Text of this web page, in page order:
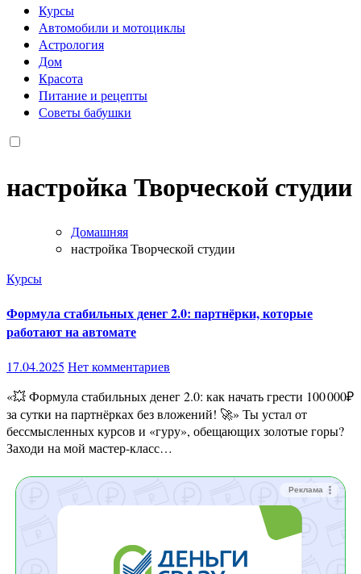
Курсы
Автомобили и мотоциклы
Астрология
Дом
Красота
Питание и рецепты
Советы бабушки
настройка Творческой студии
Домашняя
настройка Творческой студии
Курсы
Формула стабильных денег 2.0: партнёрки, которые
работают на автомате
17.04.2025 Нет комментариев
«💥 Формула стабильных денег 2.0: как начать грести 100 000₽
за сутки на партнёрках без вложений! 🚀» Ты устал от
бессмысленных курсов и «гуру», обещающих золотые горы?
Заходи на мой мастер‑класс…
Реклама